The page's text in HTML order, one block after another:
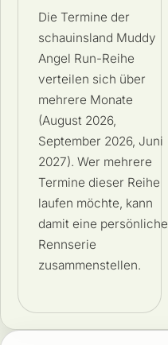
Die Termine der
schauinsland Muddy
Angel Run-Reihe
verteilen sich über
mehrere Monate
(August 2026,
September 2026, Juni
2027). Wer mehrere
Termine dieser Reihe
laufen möchte, kann
damit eine persönliche
Rennserie
zusammenstellen.